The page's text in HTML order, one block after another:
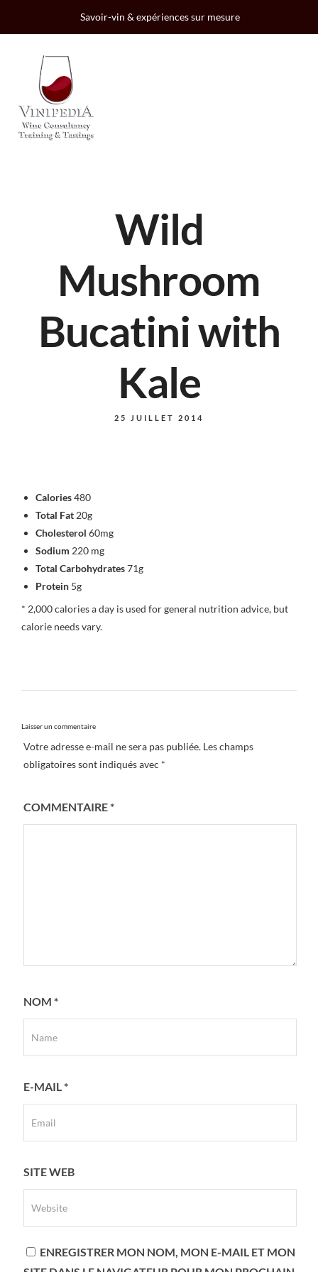
Savoir-vin & expériences sur mesure
Wild
Mushroom
Bucatini with
Kale
25 JUILLET 2014
Calories480
Total Fat 20g
Cholesterol 60mg
Sodium 220 mg
Total Carbohydrates71g
Protein 5g
* 2,000 calories a day is used for general nutrition advice, but
calorie needs vary.
Laisser un commentaire
Votre adresse e-mail ne sera pas publiée. Les champs
obligatoires sont indiqués avec *
COMMENTAIRE*
NOM *
E-MAIL*
SITE WEB
ENREGISTRER MON NOM, MON E-MAIL ET MON